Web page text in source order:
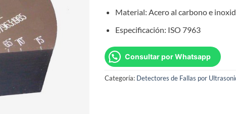
Material: Acero al carbono e
Especificación: ISO 7963
Consultar por Whatsapp
Categoría: Detectores de Fallas por